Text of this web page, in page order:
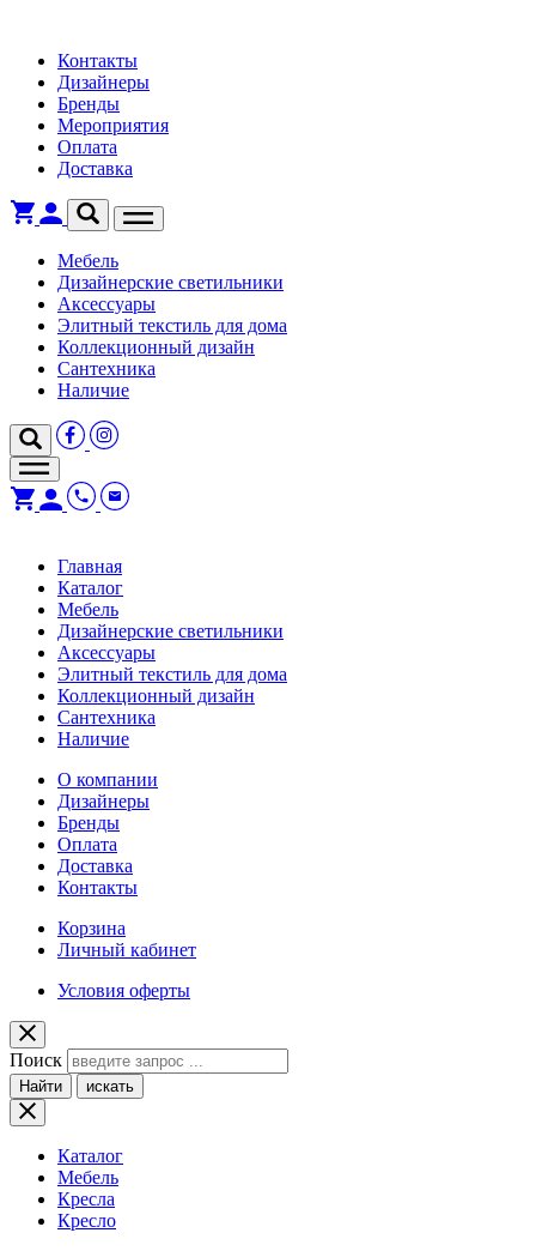
Контакты
Дизайнеры
Бренды
Мероприятия
Оплата
Доставка
Мебель
Дизайнерские светильники
Аксессуары
Элитный текстиль для дома
Коллекционный дизайн
Сантехника
Наличие
Главная
Каталог
Мебель
Дизайнерские светильники
Аксессуары
Элитный текстиль для дома
Коллекционный дизайн
Сантехника
Наличие
О компании
Дизайнеры
Бренды
Оплата
Доставка
Контакты
Корзина
Личный кабинет
Условия оферты
Поиск
Найти искать
Каталог
Мебель
Кресла
Кресло